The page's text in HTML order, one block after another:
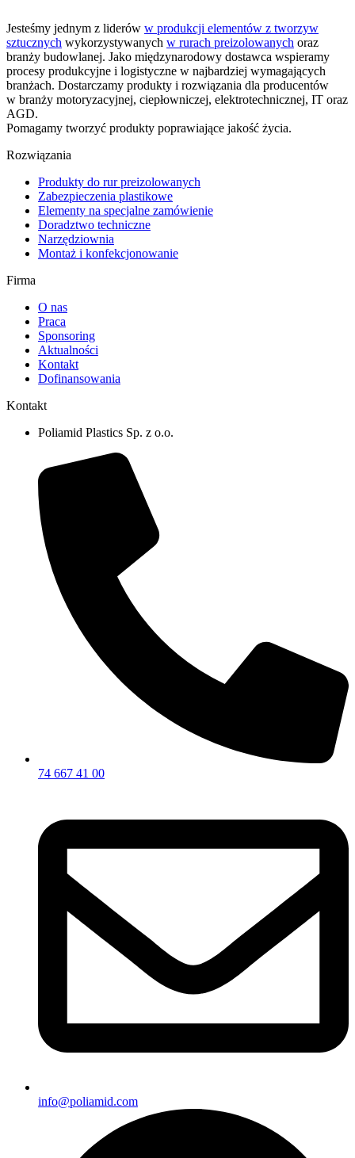
Jesteśmy jednym z liderów w produkcji elementów z tworzyw
sztucznych wykorzystywanych w rurach preizolowanych oraz
branży budowlanej. Jako międzynarodowy dostawca wspieramy
procesy produkcyjne i logistyczne w najbardziej wymagających
branżach. Dostarczamy produkty i rozwiązania dla producentów
w branży motoryzacyjnej, ciepłowniczej, elektrotechnicznej, IT oraz
AGD.
Pomagamy tworzyć produkty poprawiające jakość życia.
Rozwiązania
Produkty do rur preizolowanych
Zabezpieczenia plastikowe
Elementy na specjalne zamówienie
Doradztwo techniczne
Narzędziownia
Montaż i konfekcjonowanie
Firma
O nas
Praca
Sponsoring
Aktualności
Kontakt
Dofinansowania
Kontakt
Poliamid Plastics Sp. z o.o.
74 667 41 00
info@poliamid.com